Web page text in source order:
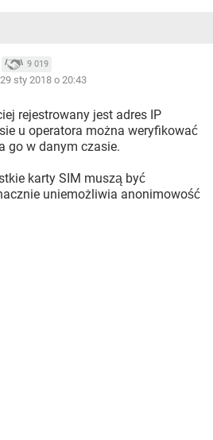
9 019
sty 2018 o 20:43
rejestrowany jest adres IP
u operatora można weryfikować
go w danym czasie.
karty SIM muszą być
uniemożliwia anonimowość